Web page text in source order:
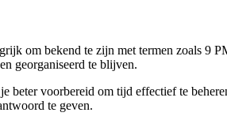
om bekend te zijn met termen zoals
georganiseerd te blijven.
beter voorbereid om tijd effectief te
te geven.